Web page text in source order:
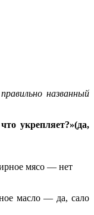
названный
укрепляет?»(да,
мясо — нет
масло — да, сало